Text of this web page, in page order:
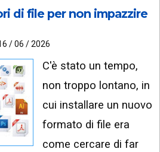
di file per non impazzire
/ 06 / 2026
C'è stato un tempo,
non troppo lontano, in
cui installare un nuovo
formato di file era
come cercare di far